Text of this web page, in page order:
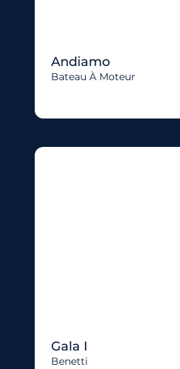
Andiamo
Bateau À Moteur
Gala I
Benetti